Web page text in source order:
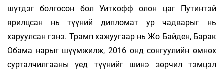
шүтдэг болгосон бол Уиткофф олон цаг Путинтэй
ярилцсан нь түүний дипломат ур чадварыг нь
харуулсан гэнэ. Трамп хажуугаар нь Жо Байден, Барак
Обама нарыг шүүмжилж, 2016 онд сонгуулийн өмнөх
сурталчилгааны үед түүнийг шинэ зөрчил тэмцэл